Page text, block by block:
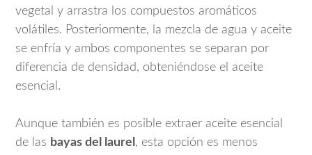
vegetal y arrastra los compuestos aromáticos
volátiles. Posteriormente, la mezcla de agua y aceite
se enfría y ambos componentes se separan por
diferencia de densidad, obteniéndose el aceite
esencial.
Aunque también es posible extraer aceite esencial
de las bayas del laurel , esta opción es menos